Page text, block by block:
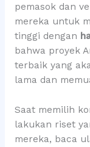
pemasok dan
mereka untuk
tinggi dengan
bahwa proyek
terbaik yang
lama dan
Saat memilih
lakukan riset
mereka, baca